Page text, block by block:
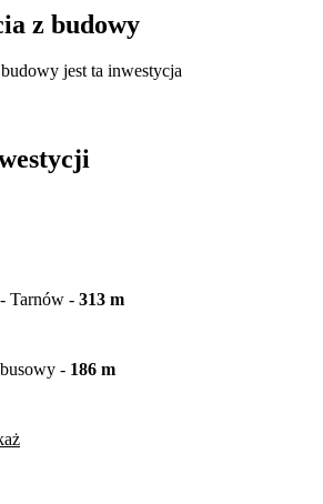
z budowy
jest ta inwestycja
Tarnów- 313m
- 186m